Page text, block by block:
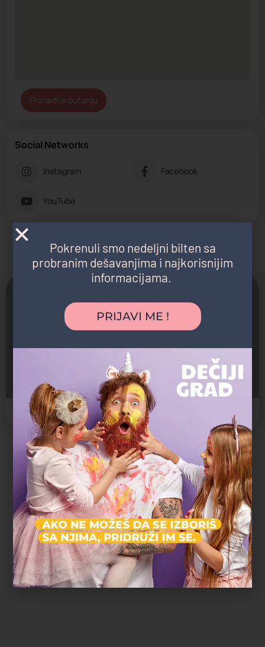
Pronađite putanju
Social Networks
Instagram Facebook
YouTube
Možda vas zanima i sledeće:
Zmajeve dečje igre
Zmaj Jovina 26/2
Biblioteka +5
Pokrenuli smo nedeljni bilten sa
probranim dešavanjima i najkorisnijim
informacijama.
PRIJAVI ME !